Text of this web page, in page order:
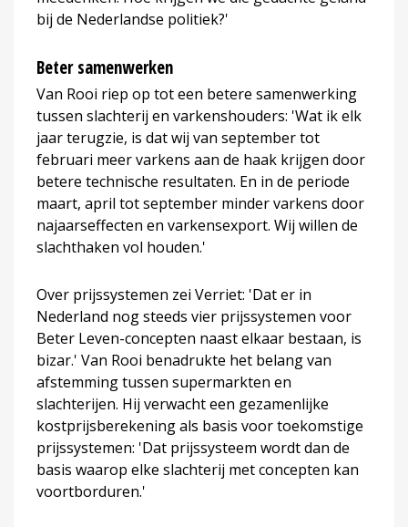
bij de Nederlandse politiek?'
Beter samenwerken
Van Rooi riep op tot een betere samenwerking
tussen slachterij en varkenshouders: 'Wat ik elk
jaar terugzie, is dat wij van september tot
februari meer varkens aan de haak krijgen door
betere technische resultaten. En in de periode
maart, april tot september minder varkens door
najaarseffecten en varkensexport. Wij willen de
slachthaken vol houden.'
Over prijssystemen zei Verriet: 'Dat er in
Nederland nog steeds vier prijssystemen voor
Beter Leven-concepten naast elkaar bestaan, is
bizar.' Van Rooi benadrukte het belang van
afstemming tussen supermarkten en
slachterijen. Hij verwacht een gezamenlijke
kostprijsberekening als basis voor toekomstige
prijssystemen: 'Dat prijssysteem wordt dan de
basis waarop elke slachterij met concepten kan
voortborduren.'